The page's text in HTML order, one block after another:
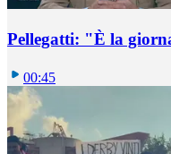
Pellegatti: "È la
00:45